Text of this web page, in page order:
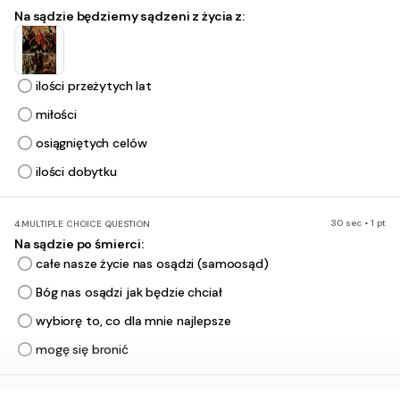
Na sądzie będziemy sądzeni z życia z:
ilości przeżytych lat
miłości
osiągniętych celów
ilości dobytku
4.MULTIPLE CHOICE QUESTION 30 sec • 1 pt
Na sądzie po śmierci:
całe nasze życie nas osądzi (samoosąd)
Bóg nas osądzi jak będzie chciał
wybiorę to, co dla mnie najlepsze
mogę się bronić